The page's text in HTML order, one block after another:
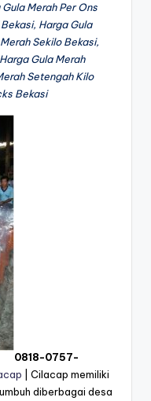
Merah Per Ons
Harga Gula
Sekilo Bekasi,
Gula Merah
Setengah Kilo
Bekasi
0818-0757-
| Cilacap memiliki
diberbagai desa